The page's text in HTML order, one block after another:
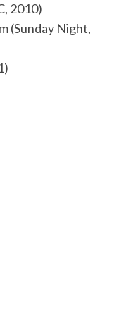
2010)
(Sunday Night,